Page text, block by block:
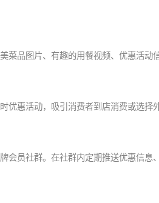
菜品图片、有趣的用餐视频、优惠活动
优惠活动，吸引消费者到店消费或选择
会员社群。在社群内定期推送优惠信息